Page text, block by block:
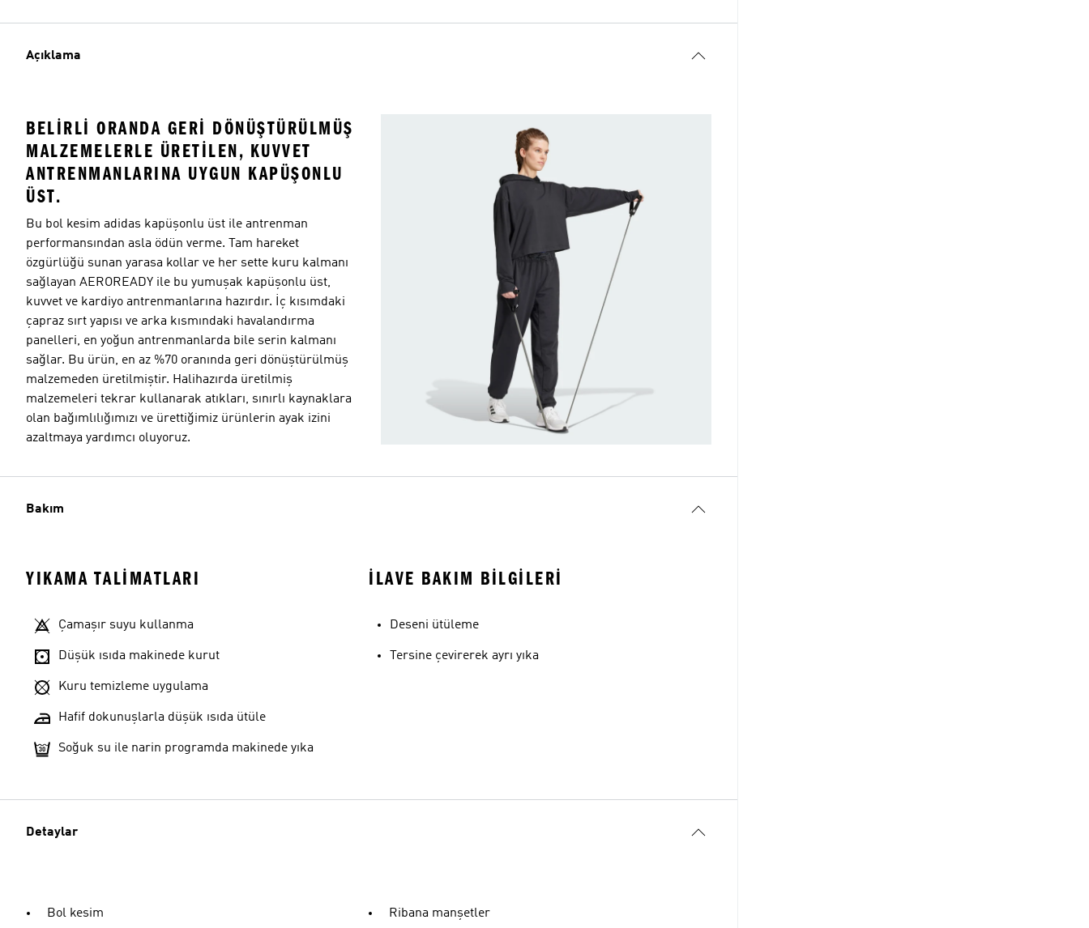
Açıklama
BELIRLI ORANDA GERI DÖNÜŞTÜRÜLMÜŞ
MALZEMELERLE ÜRETILEN, KUVVET
ANTRENMANLARINA UYGUN KAPÜŞONLU
ÜST.
Bu bol kesim adidas kapüşonlu üst ile antrenman
performansından asla ödün verme. Tam hareket
özgürlüğü sunan yarasa kollar ve her sette kuru kalmanı
sağlayan AEROREADY ile bu yumuşak kapüşonlu üst,
kuvvet ve kardiyo antrenmanlarına hazırdır. İç kısımdaki
çapraz sırt yapısı ve arka kısmındaki havalandırma
panelleri, en yoğun antrenmanlarda bile serin kalmanı
sağlar. Bu ürün, en az %70 oranında geri dönüştürülmüş
malzemeden üretilmiştir. Halihazırda üretilmiş
malzemeleri tekrar kullanarak atıkları, sınırlı kaynaklara
olan bağımlılığımızı ve ürettiğimiz ürünlerin ayak izini
azaltmaya yardımcı oluyoruz.
Bakım
YIKAMA TALIMATLARI
Çamaşır suyu kullanma
Düşük ısıda makinede kurut
Kuru temizleme uygulama
Hafif dokunuşlarla düşük ısıda ütüle
Soğuk su ile narin programda makinede yıka
İLAVE BAKIM BILGILERI
Deseni ütüleme
Tersine çevirerek ayrı yıka
Detaylar
Bol kesim Ribana manşetler